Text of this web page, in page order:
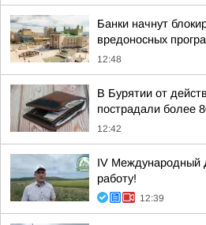
Банки начнут
вредоносных
12:48
В Бурятии от
пострадали более
12:42
IV Международный
работу!
12:39